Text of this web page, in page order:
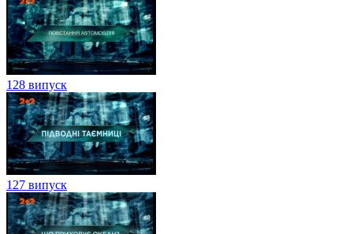
128 випуск
127 випуск